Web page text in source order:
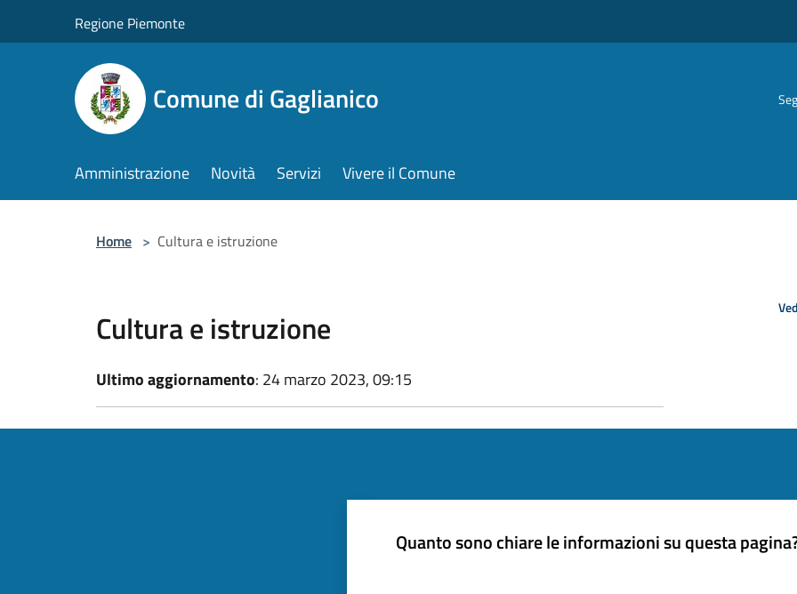
Regione Piemonte
Comune di Gaglianico
Amministrazione Novità Servizi Vivere il Comune
Home > Cultura e istruzione
Cultura e istruzione
Ultimo aggiornamento: 24 marzo 2023, 09:15
Quanto sono chiare le informazioni su questa